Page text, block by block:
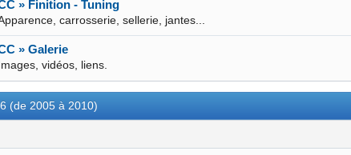
» Finition - Tuning
carrosserie, sellerie, jantes...
» Galerie
Images, vidéos, liens.
(de 2005 à 2010)